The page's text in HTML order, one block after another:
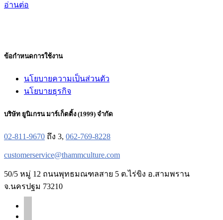
อ่านต่อ
ข้อกำหนดการใช้งาน
นโยบายความเป็นส่วนตัว
นโยบายธุรกิจ
บริษัท ยูนิเกรน มาร์เก็ตติ้ง (1999) จำกัด
02-811-9670 ถึง 3, 062-769-8228
customerservice@thammculture.com
50/5 หมู่ 12 ถนนพุทธมณฑลสาย 5 ต.ไร่ขิง อ.สามพราน
จ.นครปฐม 73210